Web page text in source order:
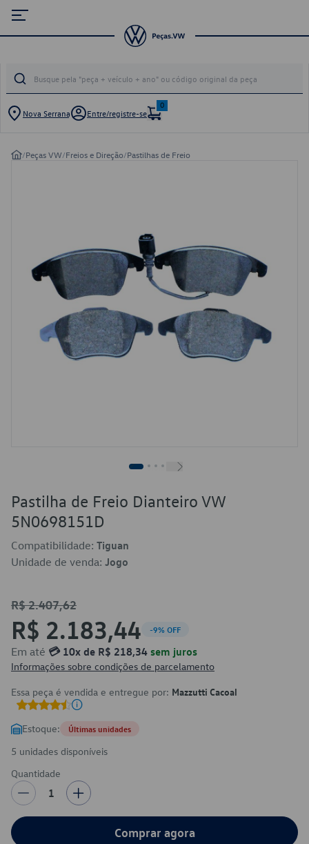
Nova Serrana Entre/registre-se
0
/Peças VW/Freios e Direção/Pastilhas de Freio
Pastilha de Freio Dianteiro VW
5N0698151D
Compatibilidade: Tiguan
Unidade de venda: Jogo
R$ 2.407,62
R$ 2.183,44 -9% OFF
Em até 💳 10x de R$ 218,34 sem juros
Informações sobre condições de parcelamento
Essa peça é vendida e entregue por: Mazzutti Cacoal
Estoque: Últimas unidades
5 unidades disponíveis
Quantidade
1
Comprar agora